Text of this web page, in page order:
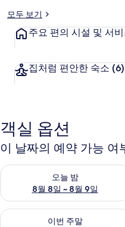
모두 보기
주요 편의 시설 및 서
집처럼 편안한 숙소 (6)
객실 옵션
이 날짜의 예약 가능 여
오늘 밤
8월 8일 ~ 8월 9일
오늘 밤 예약 가능 여부 확인,
이번 주말
이번 주말 예약 가능 여부 확인